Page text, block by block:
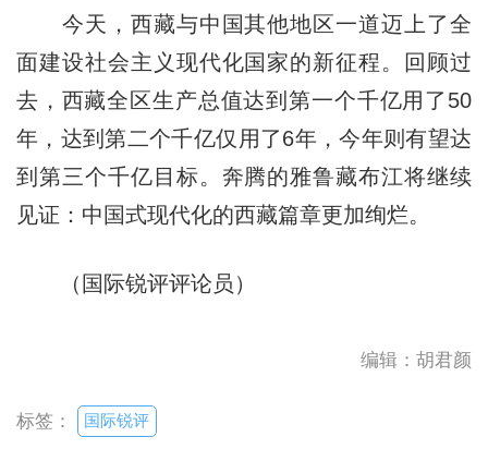
今天，西藏与中国其他地区一道迈上了全
面建设社会主义现代化国家的新征程。回顾过
去，西藏全区生产总值达到第一个千亿用了50
年，达到第二个千亿仅用了6年，今年则有望达
到第三个千亿目标。奔腾的雅鲁藏布江将继续
见证：中国式现代化的西藏篇章更加绚烂。
（国际锐评评论员）
编辑：胡君颜
标签： 国际锐评